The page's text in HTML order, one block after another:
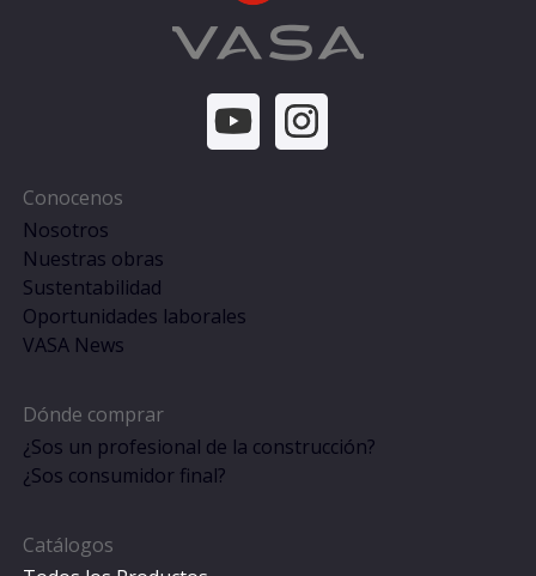
Conocenos
Nosotros
Nuestras obras
Sustentabilidad
Oportunidades laborales
VASA News
Dónde comprar
¿Sos un profesional de la construcción?
¿Sos consumidor final?
Catálogos